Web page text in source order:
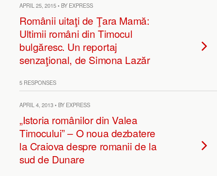
APRIL 25, 2015 • BY EXPRESS
Românii uitaţi de Ţara Mamă:
Ultimii români din Timocul
bulgăresc. Un reportaj
senzaţional, de Simona Lazăr
5 RESPONSES
APRIL 4, 2013 • BY EXPRESS
„Istoria românilor din Valea
Timocului” – O noua dezbatere
la Craiova despre romanii de la
sud de Dunare